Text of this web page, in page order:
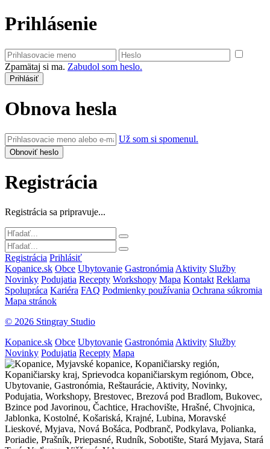
Prihlásenie
Zpamätaj si ma. Zabudol som heslo.
Obnova hesla
Už som si spomenul.
Registrácia
Registrácia sa pripravuje...
Registrácia Prihlásiť
Kopanice.sk Obce Ubytovanie Gastronómia Aktivity Služby
Novinky Podujatia Recepty Workshopy Mapa Kontakt Reklama
Spolupráca Kariéra FAQ Podmienky používania Ochrana súkromia
Mapa stránok
© 2026 Stingray Studio
Kopanice.sk Obce Ubytovanie Gastronómia Aktivity Služby
Novinky Podujatia Recepty Mapa